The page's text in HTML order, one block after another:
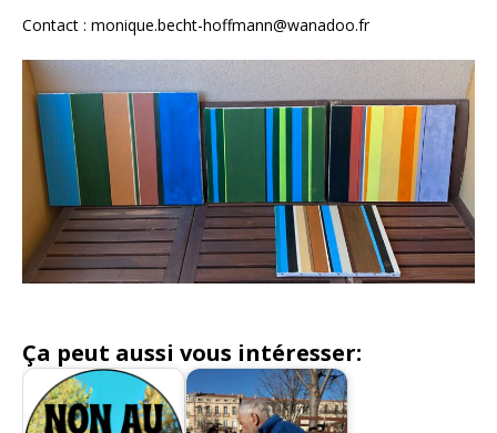
Contact : monique.becht-hoffmann@wanadoo.fr
Ça peut aussi vous intéresser: